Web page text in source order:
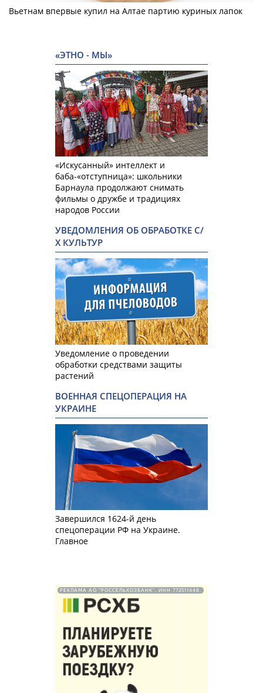
Вьетнам впервые купил на Алтае партию куриных лапок
«ЭТНО - МЫ»
«Искусанный» интеллект и
баба-«отступница»: школьники
Барнаула продолжают снимать
фильмы о дружбе и традициях
народов России
УВЕДОМЛЕНИЯ ОБ ОБРАБОТКЕ С/
Х КУЛЬТУР
Уведомление о проведении
обработки средствами защиты
растений
ВОЕННАЯ СПЕЦОПЕРАЦИЯ НА
УКРАИНЕ
Завершился 1624-й день
спецоперации РФ на Украине.
Главное
РЕКЛАМА АО "РОССЕЛЬХОЗБАНК". ИНН 772511448.